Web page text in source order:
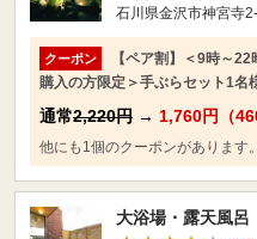
石川県金沢市神宮寺
クーポン
【ペア割】＜9時～
購入の方限定＞手ぶらセット1名
通常2,220円 → 1,760円（
他にも1個のクーポンがあります。
大浴場・露天風